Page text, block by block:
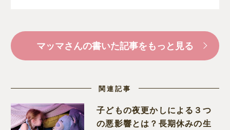
マッマさんの書いた記事をもっと見る
関連記事
子どもの夜更かしによる３つ
の悪影響とは？長期休みの生